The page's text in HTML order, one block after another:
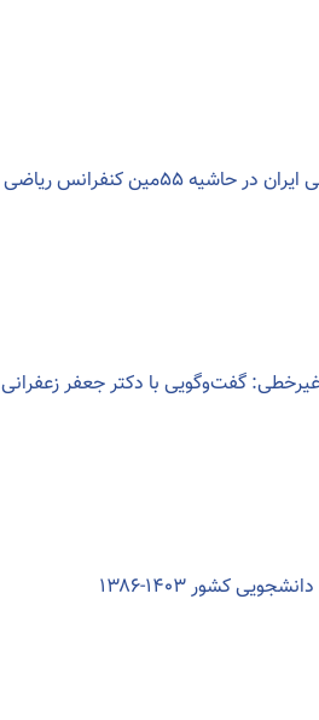
کنفرانس ریاضی ایران
غیرخطی: گفت‌وگویی با دکتر جعفر زعفرانی
کشور ۱۴۰۳-۱۳۸۶